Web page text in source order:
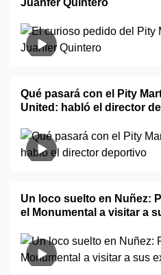
Juanfer Quintero
Qué pasará con el Pity
United: habló el director
Un loco suelto en Nuñez:
el Monumental a visitar a